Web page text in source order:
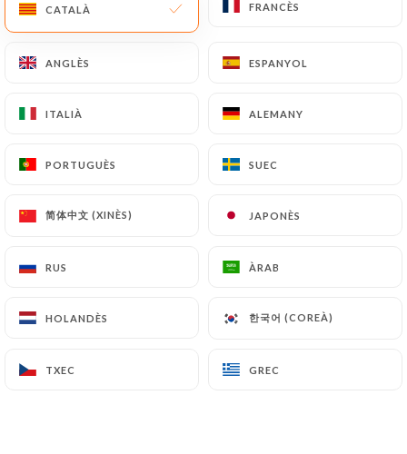
MENÚ
CATALÀ FRANCÈS
ANGLÈS ESPANYOL
ITALIÀ ALEMANY
PORTUGUÈS SUEC
简体中文 (XINÈS) JAPONÈS
RUS ÀRAB
HOLANDÈS 한국어 (COREÀ)
TXEC GREC
INICI/GALERIA
CATALÀ FRANCÈS
ANGLÈS ESPANYOL
ITALIÀ ALEMANY
PORTUGUÈS SUEC
简体中文 (XINÈS) JAPONÈS
RUS ÀRAB
HOLANDÈS 한국어 (COREÀ)
TXEC GREC